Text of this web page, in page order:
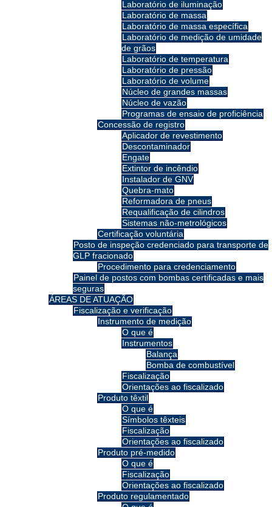
Laboratório de iluminação
Laboratório de massa
Laboratório de massa específica
Laboratório de medição de umidade
de grãos
Laboratório de temperatura
Laboratório de pressão
Laboratório de volume
Núcleo de grandes massas
Núcleo de vazão
Programas de ensaio de proficiência
Concessão de registro
Aplicador de revestimento
Descontaminador
Engate
Extintor de incêndio
Instalador de GNV
Quebra-mato
Reformadora de pneus
Requalificação de cilindros
Sistemas não-metrológicos
Certificação voluntária
Posto de inspeção credenciado para transporte de
GLP fracionado
Procedimento para credenciamento
Painel de postos com bombas certificadas e mais
seguras
ÁREAS DE ATUAÇÃO
Fiscalização e verificação
Instrumento de medição
O que é
Instrumentos
Balança
Bomba de combustível
Fiscalização
Orientações ao fiscalizado
Produto têxtil
O que é
Símbolos têxteis
Fiscalização
Orientações ao fiscalizado
Produto pré-medido
O que é
Fiscalização
Orientações ao fiscalizado
Produto regulamentado